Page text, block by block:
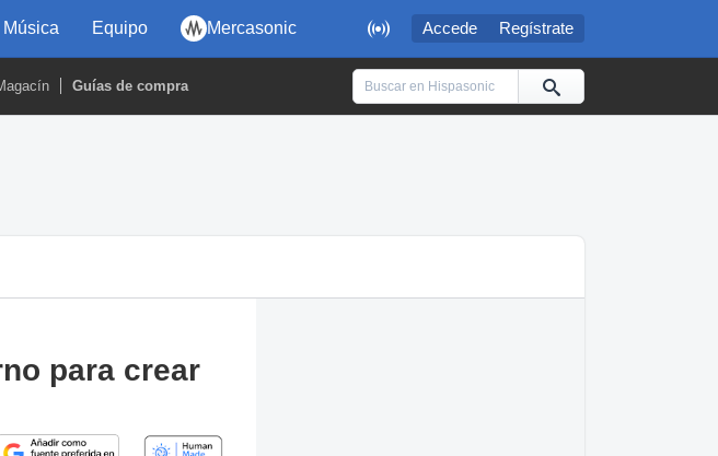
 Accede Regístrate
Música Equipo Mercasonic
Guías de compra
para crear